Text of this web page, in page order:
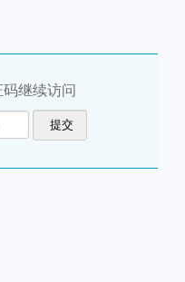
继续访问